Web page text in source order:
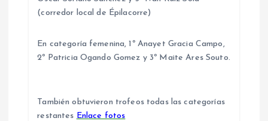
(corredor local de Épilacorre)
En categoría femenina, 1º Anayet Gracia Campo,
2º Patricia Ogando Gomez y 3º Maite Ares Souto.
También obtuvieron trofeos todas las categorías
restantes Enlace fotos